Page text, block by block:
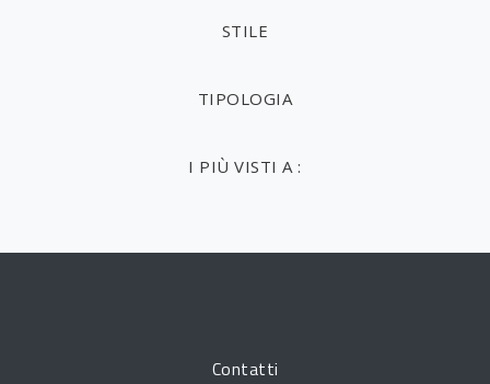
STILE
TIPOLOGIA
I PIÙ VISTI A :
Contatti